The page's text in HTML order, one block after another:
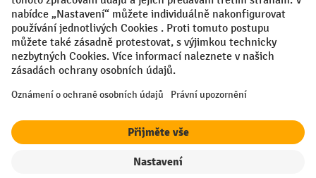
VODP Otisk
Prohlášení o ochraně osobních údajů
Nastavení ochrany osobních údajů
All prices excl. VAT plusshipping costsand possible delivery charges,
¹ Sleva platí do vyprodání zásob. Sleva se nevztahuje na akční ceny.